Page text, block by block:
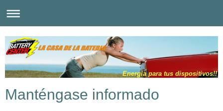
Energía para tus dispositivos!!
Manténgase informado